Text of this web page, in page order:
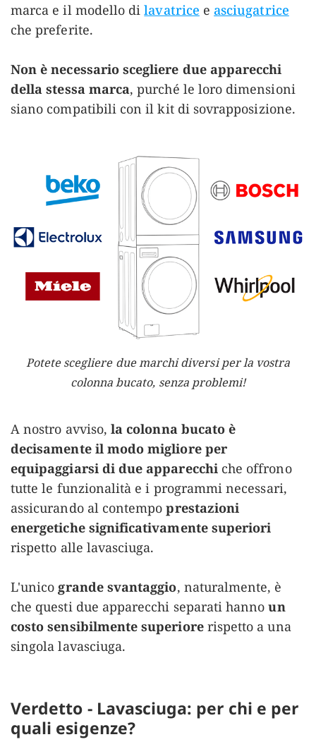
marca e il modello dilavatrice e asciugatrice
che preferite.
Non è necessario scegliere due apparecchi
della stessa marca, purché le loro dimensioni
siano compatibili con il kit di sovrapposizione.
Potete scegliere due marchi diversi per la vostra
colonna bucato, senza problemi!
A nostro avviso,la colonna bucato è
decisamente il modo migliore per
equipaggiarsi di due apparecchi che offrono
tutte le funzionalità e i programmi necessari,
assicurando al contempoprestazioni
energetiche significativamente superiori
rispetto alle lavasciuga.
L'unico grande svantaggio, naturalmente, è
che questi due apparecchi separati hannoun
costo sensibilmente superiorerispetto a una
singola lavasciuga.
Verdetto - Lavasciuga: per chi e per
quali esigenze?